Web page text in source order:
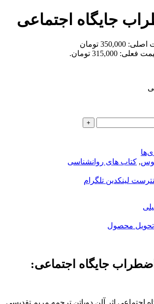
جایگاه اجتماعی
قیمت اصلی: 350,000 تومان
فعلی: 315,000 تومان.
, کتاب های روانشناسی
لینکدین تلگرام
محصول
جایگاه اجتماعی: